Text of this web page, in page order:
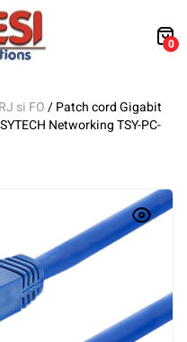
0
si FO/ Patch cord Gigabit
Networking TSY-PC-